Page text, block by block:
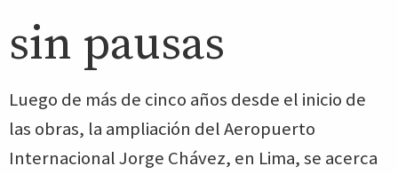
sin pausas
Luego de más de cinco años desde el inicio de
las obras, la ampliación del Aeropuerto
Internacional Jorge Chávez, en Lima, se acerca